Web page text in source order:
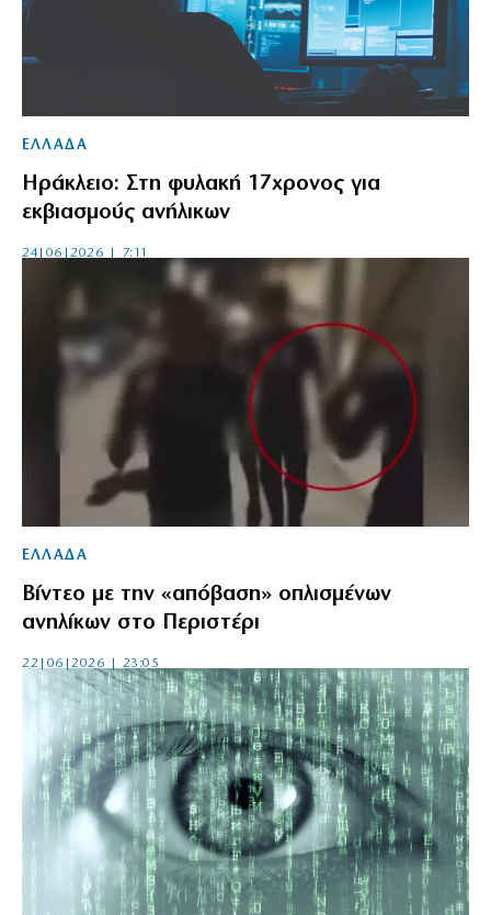
ΕΛΛΑΔΑ
Ηράκλειο: Στη φυλακή 17χρονος για
εκβιασμούς ανήλικων
24|06|2026 | 7:11
ΕΛΛΑΔΑ
Βίντεο με την «απόβαση» οπλισμένων
ανηλίκων στο Περιστέρι
22|06|2026 | 23:05